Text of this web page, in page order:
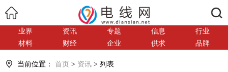
业界 资讯 专题 信息
行业
材料
财经 企业 供求 品牌
当前位置： 首页 > 资讯 > 列表